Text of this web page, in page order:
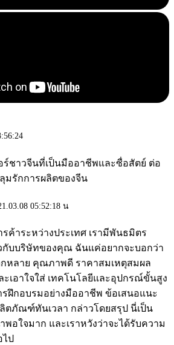
ร์ชาวจีนที่เป็นมืออาชีพและซื่อสัตย์ ต่อ
มรักการผลิตของจีน
05:52:18 น
ค้าระหว่างประเทศ เรามีพันธมิตร
กับบริษัทของคุณ ฉันแค่อยากจะบอกว่า
หลาย คุณภาพดี ราคาสมเหตุสมผล
เอาใจใส่ เทคโนโลยีและอุปกรณ์ขั้นสูง
ฝึกอบรมอย่างมืออาชีพ ข้อเสนอแนะ
ตภัณฑ์ทันเวลา กล่าวโดยสรุป นี่เป็น
อใจมาก และเราหวังว่าจะได้รับความ
ป